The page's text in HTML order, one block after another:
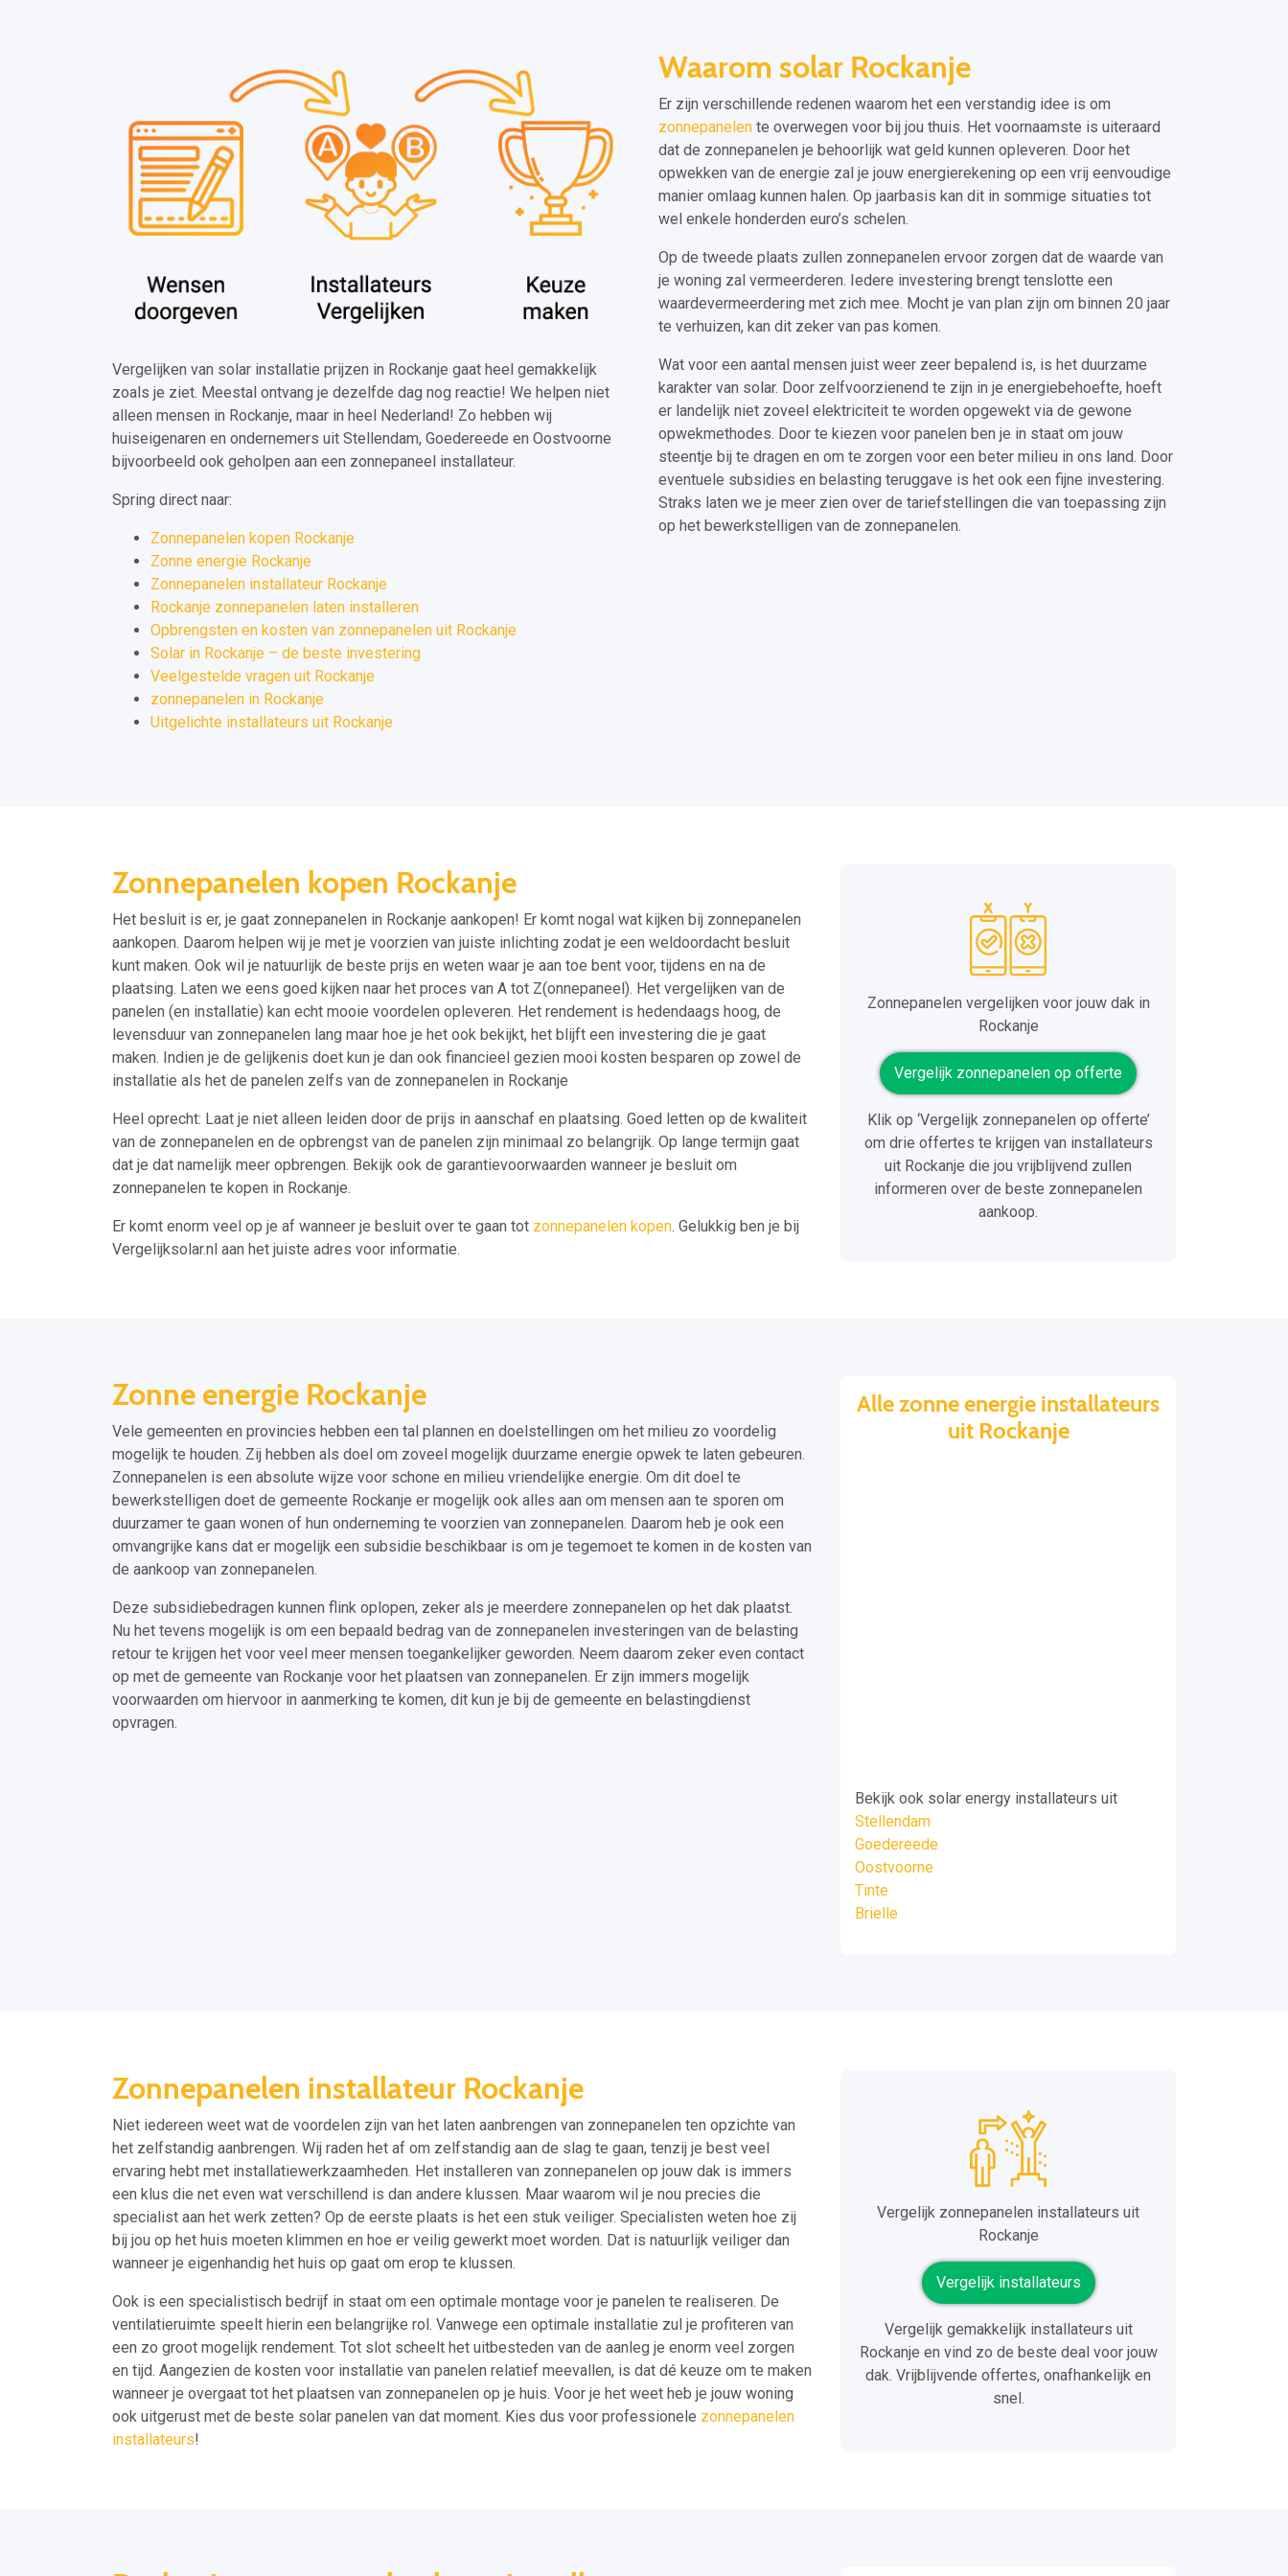
Vergelijken van solar installatie prijzen in Rockanje gaat heel gemakkelijk
zoals je ziet. Meestal ontvang je dezelfde dag nog reactie! We helpen niet
alleen mensen in Rockanje, maar in heel Nederland! Zo hebben wij
huiseigenaren en ondernemers uit Stellendam, Goedereede en Oostvoorne
bijvoorbeeld ook geholpen aan een zonnepaneel installateur.
Spring direct naar:
Zonnepanelen kopen Rockanje
Zonne energie Rockanje
Zonnepanelen installateur Rockanje
Rockanje zonnepanelen laten installeren
Opbrengsten en kosten van zonnepanelen uit Rockanje
Solar in Rockanje – de beste investering
Veelgestelde vragen uit Rockanje
zonnepanelen in Rockanje
Uitgelichte installateurs uit Rockanje
Waarom solar Rockanje
Er zijn verschillende redenen waarom het een verstandig idee is om
zonnepanelen te overwegen voor bij jou thuis. Het voornaamste is uiteraard
dat de zonnepanelen je behoorlijk wat geld kunnen opleveren. Door het
opwekken van de energie zal je jouw energierekening op een vrij eenvoudige
manier omlaag kunnen halen. Op jaarbasis kan dit in sommige situaties tot
wel enkele honderden euro’s schelen.
Op de tweede plaats zullen zonnepanelen ervoor zorgen dat de waarde van
je woning zal vermeerderen. Iedere investering brengt tenslotte een
waardevermeerdering met zich mee. Mocht je van plan zijn om binnen 20 jaar
te verhuizen, kan dit zeker van pas komen.
Wat voor een aantal mensen juist weer zeer bepalend is, is het duurzame
karakter van solar. Door zelfvoorzienend te zijn in je energiebehoefte, hoeft
er landelijk niet zoveel elektriciteit te worden opgewekt via de gewone
opwekmethodes. Door te kiezen voor panelen ben je in staat om jouw
steentje bij te dragen en om te zorgen voor een beter milieu in ons land. Door
eventuele subsidies en belasting teruggave is het ook een fijne investering.
Straks laten we je meer zien over de tariefstellingen die van toepassing zijn
op het bewerkstelligen van de zonnepanelen.
Zonnepanelen kopen Rockanje
Het besluit is er, je gaat zonnepanelen in Rockanje aankopen! Er komt nogal wat kijken bij zonnepanelen
aankopen. Daarom helpen wij je met je voorzien van juiste inlichting zodat je een weldoordacht besluit
kunt maken. Ook wil je natuurlijk de beste prijs en weten waar je aan toe bent voor, tijdens en na de
plaatsing. Laten we eens goed kijken naar het proces van A tot Z(onnepaneel). Het vergelijken van de
panelen (en installatie) kan echt mooie voordelen opleveren. Het rendement is hedendaags hoog, de
levensduur van zonnepanelen lang maar hoe je het ook bekijkt, het blijft een investering die je gaat
maken. Indien je de gelijkenis doet kun je dan ook financieel gezien mooi kosten besparen op zowel de
installatie als het de panelen zelfs van de zonnepanelen in Rockanje
Heel oprecht: Laat je niet alleen leiden door de prijs in aanschaf en plaatsing. Goed letten op de kwaliteit
van de zonnepanelen en de opbrengst van de panelen zijn minimaal zo belangrijk. Op lange termijn gaat
dat je dat namelijk meer opbrengen. Bekijk ook de garantievoorwaarden wanneer je besluit om
zonnepanelen te kopen in Rockanje.
Er komt enorm veel op je af wanneer je besluit over te gaan tot zonnepanelen kopen. Gelukkig ben je bij
Vergelijksolar.nl aan het juiste adres voor informatie.
Zonnepanelen vergelijken voor jouw dak in
Rockanje
Vergelijk zonnepanelen op offerte
Klik op ‘Vergelijk zonnepanelen op offerte’
om drie offertes te krijgen van installateurs
uit Rockanje die jou vrijblijvend zullen
informeren over de beste zonnepanelen
aankoop.
Zonne energie Rockanje
Vele gemeenten en provincies hebben een tal plannen en doelstellingen om het milieu zo voordelig
mogelijk te houden. Zij hebben als doel om zoveel mogelijk duurzame energie opwek te laten gebeuren.
Zonnepanelen is een absolute wijze voor schone en milieu vriendelijke energie. Om dit doel te
bewerkstelligen doet de gemeente Rockanje er mogelijk ook alles aan om mensen aan te sporen om
duurzamer te gaan wonen of hun onderneming te voorzien van zonnepanelen. Daarom heb je ook een
omvangrijke kans dat er mogelijk een subsidie beschikbaar is om je tegemoet te komen in de kosten van
de aankoop van zonnepanelen.
Deze subsidiebedragen kunnen flink oplopen, zeker als je meerdere zonnepanelen op het dak plaatst.
Nu het tevens mogelijk is om een bepaald bedrag van de zonnepanelen investeringen van de belasting
retour te krijgen het voor veel meer mensen toegankelijker geworden. Neem daarom zeker even contact
op met de gemeente van Rockanje voor het plaatsen van zonnepanelen. Er zijn immers mogelijk
voorwaarden om hiervoor in aanmerking te komen, dit kun je bij de gemeente en belastingdienst
opvragen.
Alle zonne energie installateurs
uit Rockanje
Bekijk ook solar energy installateurs uit
Stellendam
Goedereede
Oostvoorne
Tinte
Brielle
Zonnepanelen installateur Rockanje
Niet iedereen weet wat de voordelen zijn van het laten aanbrengen van zonnepanelen ten opzichte van
het zelfstandig aanbrengen. Wij raden het af om zelfstandig aan de slag te gaan, tenzij je best veel
ervaring hebt met installatiewerkzaamheden. Het installeren van zonnepanelen op jouw dak is immers
een klus die net even wat verschillend is dan andere klussen. Maar waarom wil je nou precies die
specialist aan het werk zetten? Op de eerste plaats is het een stuk veiliger. Specialisten weten hoe zij
bij jou op het huis moeten klimmen en hoe er veilig gewerkt moet worden. Dat is natuurlijk veiliger dan
wanneer je eigenhandig het huis op gaat om erop te klussen.
Ook is een specialistisch bedrijf in staat om een optimale montage voor je panelen te realiseren. De
ventilatieruimte speelt hierin een belangrijke rol. Vanwege een optimale installatie zul je profiteren van
een zo groot mogelijk rendement. Tot slot scheelt het uitbesteden van de aanleg je enorm veel zorgen
en tijd. Aangezien de kosten voor installatie van panelen relatief meevallen, is dat dé keuze om te maken
wanneer je overgaat tot het plaatsen van zonnepanelen op je huis. Voor je het weet heb je jouw woning
ook uitgerust met de beste solar panelen van dat moment. Kies dus voor professionele zonnepanelen
installateurs!
Vergelijk zonnepanelen installateurs uit
Rockanje
Vergelijk installateurs
Vergelijk gemakkelijk installateurs uit
Rockanje en vind zo de beste deal voor jouw
dak. Vrijblijvende offertes, onafhankelijk en
snel.